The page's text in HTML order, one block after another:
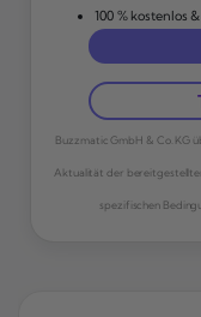
100 % kostenlos
Buzzmatic GmbH & Co. KG
Aktualität der
spezifischen